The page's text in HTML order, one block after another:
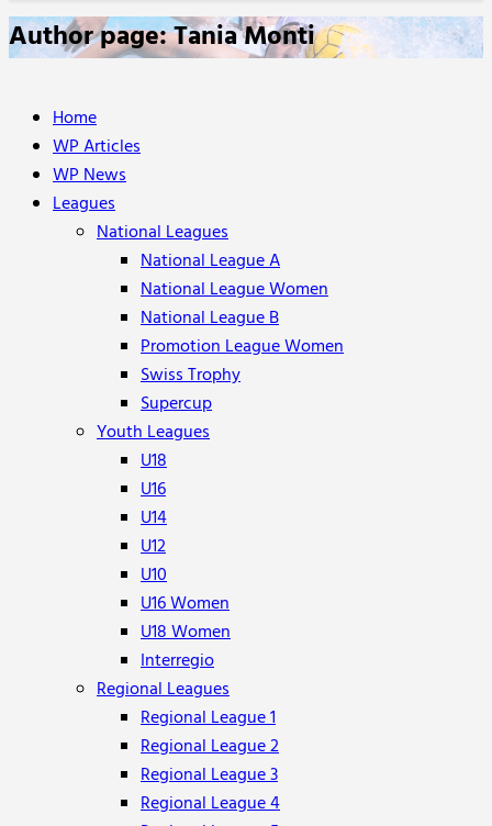
Author page: Tania Monti
Home
WP Articles
WP News
Leagues
National Leagues
National League A
National League Women
National League B
Promotion League Women
Swiss Trophy
Supercup
Youth Leagues
U18
U16
U14
U12
U10
U16 Women
U18 Women
Interregio
Regional Leagues
Regional League 1
Regional League 2
Regional League 3
Regional League 4